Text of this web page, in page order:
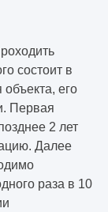
состоит в
его
Первая
2 лет
Далее
раза в 10